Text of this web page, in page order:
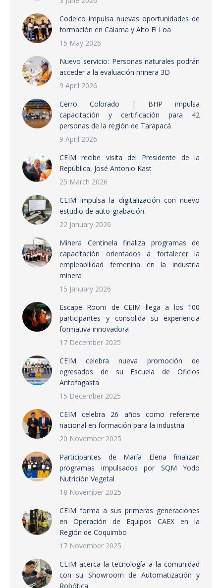
Codelco impulsa nuevas oportunidades de
formación en Calama y Alto El Loa
15 May 2026
Nuevo servicio: Personas naturales podrán
acceder a la evaluación minera 3D
9 April 2026
Cerro Colorado | BHP impulsa
capacitación y certificación para 42
personas de la región de Tarapacá
9 April 2026
CEIM recibe visita del Presidente de la
República, José Antonio Kast
25 March 2026
CEIM impulsa la digitalización con nuevo
estudio de auto-grabación
22 January 2026
Minera Centinela finaliza programas de
capacitación orientados a fortalecer la
empleabilidad femenina en la industria
minera
15 January 2026
Escape Room de CEIM llega a los 100
participantes y consolida su experiencia
formativa innovadora
17 December 2025
CEIM celebra nueva promoción de
egresados de su Escuela de Oficios
Antofagasta
15 December 2025
CEIM celebra 26 años como referente
nacional en formación para la industria
20 November 2025
Participantes de María Elena finalizan
programas impulsados por SQM Yodo
Nutrición Vegetal
18 November 2025
CEIM forma a sus primeras generaciones
en Operación de Equipos CAEX en la
Región de Coquimbo
17 November 2025
CEIM acerca la tecnología a la comunidad
con su Showroom de Automatización y
Robótica